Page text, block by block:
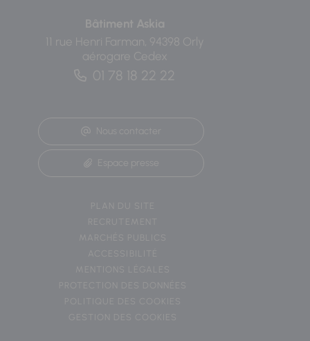
Bâtiment Askia
11 rue Henri Farman, 94398 Orly
aérogare Cedex
01 78 18 22 22
Nous contacter
Espace presse
PLAN DU SITE
RECRUTEMENT
MARCHÉS PUBLICS
ACCESSIBILITÉ
MENTIONS LÉGALES